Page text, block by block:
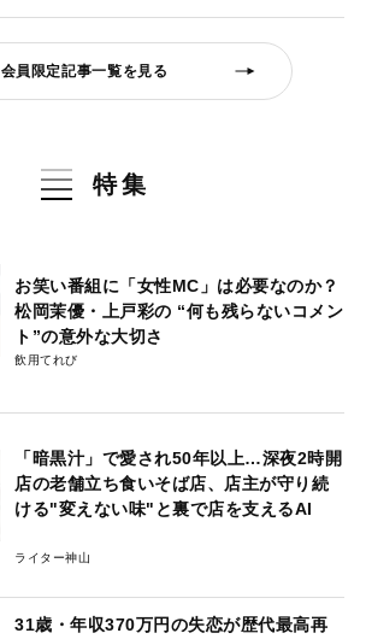
会員限定記事一覧を見る
特集
お笑い番組に「女性MC」は必要なのか？
松岡茉優・上戸彩の “何も残らないコメン
ト”の意外な大切さ
飲用てれび
「暗黒汁」で愛され50年以上…深夜2時開
店の老舗立ち食いそば店、店主が守り続
ける"変えない味"と裏で店を支えるAI
ライター神山
31歳・年収370万円の失恋が歴代最高再